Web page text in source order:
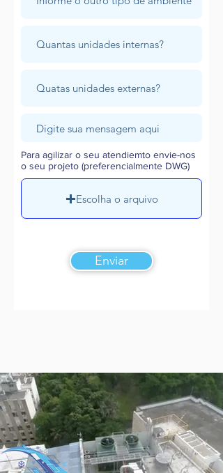
Para agilizar o seu atendiemto envie-nos
o seu projeto (preferencialmente DWG)
Escolha o arquivo
Enviar